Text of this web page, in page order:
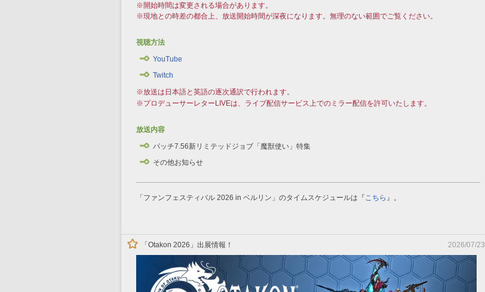
※開始時間は変更される場合があります。
※現地との時差の都合上、放送開始時間が深夜になります。無理のない範囲でご覧ください。
視聴方法
YouTube
Twitch
※放送は日本語と英語の逐次通訳で行われます。
※プロデューサーレターLIVEは、ライブ配信サービス上でのミラー配信を許可いたします。
放送内容
パッチ7.56新リミテッドジョブ「魔獣使い」特集
その他お知らせ
「ファンフェスティバル 2026 in ベルリン」のタイムスケジュールは『こちら 』。
「Otakon 2026」出展情報！ 2026/07/23